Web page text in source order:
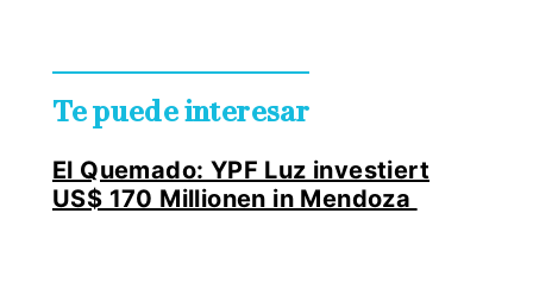
Te puede interesar
El Quemado: YPF Luz investiert
US$ 170 Millionen in Mendoza